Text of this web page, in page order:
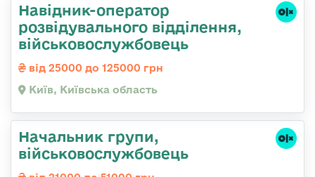
Навідник-оператор
розвідувального відділення,
військовослужбовець
від 25000 до 125000 грн
Київ, Київська область
Начальник групи,
військовослужбовець